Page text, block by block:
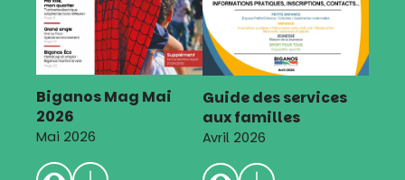
Biganos Mag Mai
2026
Mai 2026
Guide des services
aux familles
Avril 2026